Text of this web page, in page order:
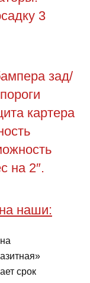
3
зад/
картера
на 2″.
наши:
срок